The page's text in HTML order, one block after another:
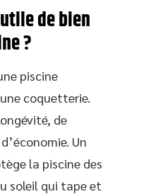
de bien
?
piscine
coquetterie.
de
Un
la piscine des
soleil qui tape et